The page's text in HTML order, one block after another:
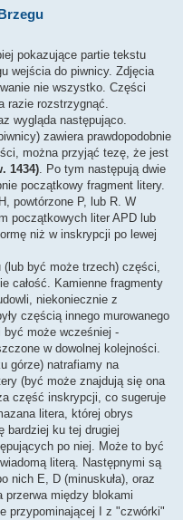
pokazujące partie tekstu
wejścia do piwnicy. Zdjęcia
nie wszystko. Części
razie rozstrzygnąć.
wygląda następująco.
zawiera prawdopodobnie
można przyjąć tezę, że jest
1434). Po tym następują dwie
początkowy fragment litery.
powtórzone P, lub R. W
początkowych liter APD lub
niż w inskrypcji po lewej
(lub być może trzech) części,
całość. Kamienne fragmenty
niekoniecznie z
częścią innego murowanego
być może wcześniej -
w dowolnej kolejności.
górze) natrafiamy na
(być może znajdują się ona
część inskrypcji, co sugeruje
litera, której obrys
bardziej ku tej drugiej
po niej. Może to być
literą. Następnymi są
nich E, D (minuskuła), oraz
przerwa między blokami
przypominającej I z "czwórki"